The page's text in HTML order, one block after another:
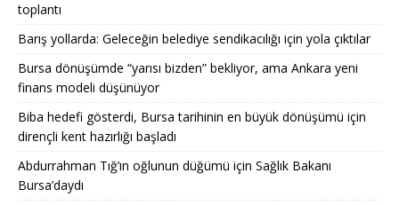
toplantı
Barış yollarda: Geleceğin belediye sendikacılığı için yola çıktılar
Bursa dönüşümde “yarısı bizden” bekliyor, ama Ankara yeni
finans modeli düşünüyor
Biba hedefi gösterdi, Bursa tarihinin en büyük dönüşümü için
dirençli kent hazırlığı başladı
Abdurrahman Tığ’ın oğlunun düğümü için Sağlık Bakanı
Bursa’daydı